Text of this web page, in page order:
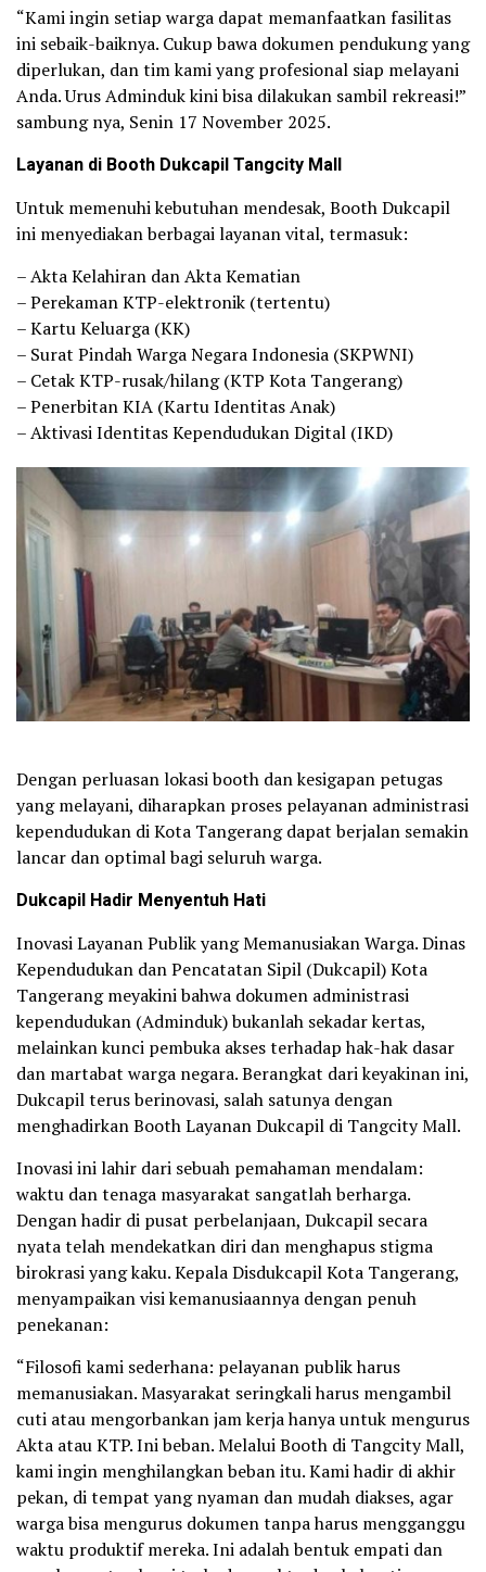
“Kami ingin setiap warga dapat memanfaatkan fasilitas
ini sebaik-baiknya. Cukup bawa dokumen pendukung yang
diperlukan, dan tim kami yang profesional siap melayani
Anda. Urus Adminduk kini bisa dilakukan sambil rekreasi!”
sambung nya, Senin 17 November 2025.
Layanan di Booth Dukcapil Tangcity Mall
Untuk memenuhi kebutuhan mendesak, Booth Dukcapil
ini menyediakan berbagai layanan vital, termasuk:
– Akta Kelahiran dan Akta Kematian
– Perekaman KTP-elektronik (tertentu)
– Kartu Keluarga (KK)
– Surat Pindah Warga Negara Indonesia (SKPWNI)
– Cetak KTP-rusak/hilang (KTP Kota Tangerang)
– Penerbitan KIA (Kartu Identitas Anak)
– Aktivasi Identitas Kependudukan Digital (IKD)
Dengan perluasan lokasi booth dan kesigapan petugas
yang melayani, diharapkan proses pelayanan administrasi
kependudukan di Kota Tangerang dapat berjalan semakin
lancar dan optimal bagi seluruh warga.
Dukcapil Hadir Menyentuh Hati
Inovasi Layanan Publik yang Memanusiakan Warga. Dinas
Kependudukan dan Pencatatan Sipil (Dukcapil) Kota
Tangerang meyakini bahwa dokumen administrasi
kependudukan (Adminduk) bukanlah sekadar kertas,
melainkan kunci pembuka akses terhadap hak-hak dasar
dan martabat warga negara. Berangkat dari keyakinan ini,
Dukcapil terus berinovasi, salah satunya dengan
menghadirkan Booth Layanan Dukcapil di Tangcity Mall.
Inovasi ini lahir dari sebuah pemahaman mendalam:
waktu dan tenaga masyarakat sangatlah berharga.
Dengan hadir di pusat perbelanjaan, Dukcapil secara
nyata telah mendekatkan diri dan menghapus stigma
birokrasi yang kaku. Kepala Disdukcapil Kota Tangerang,
menyampaikan visi kemanusiaannya dengan penuh
penekanan:
“Filosofi kami sederhana: pelayanan publik harus
memanusiakan. Masyarakat seringkali harus mengambil
cuti atau mengorbankan jam kerja hanya untuk mengurus
Akta atau KTP. Ini beban. Melalui Booth di Tangcity Mall,
kami ingin menghilangkan beban itu. Kami hadir di akhir
pekan, di tempat yang nyaman dan mudah diakses, agar
warga bisa mengurus dokumen tanpa harus mengganggu
waktu produktif mereka. Ini adalah bentuk empati dan